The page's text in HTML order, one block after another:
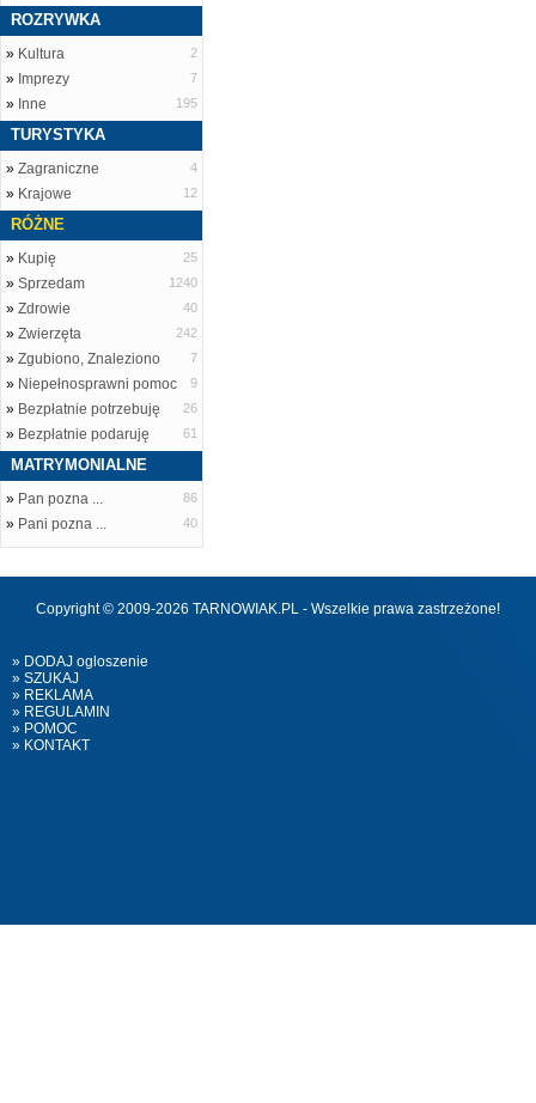
ROZRYWKA
» Kultura 2
» Imprezy 7
» Inne 195
TURYSTYKA
» Zagraniczne 4
» Krajowe 12
RÓŻNE
» Kupię 25
» Sprzedam 1240
» Zdrowie 40
» Zwierzęta 242
» Zgubiono, Znaleziono 7
» Niepełnosprawni pomoc 9
» Bezpłatnie potrzebuję 26
» Bezpłatnie podaruję 61
MATRYMONIALNE
» Pan pozna ... 86
» Pani pozna ... 40
Copyright © 2009-2026 TARNOWIAK.PL - Wszelkie prawa zastrzeżone!
» DODAJ ogloszenie
» SZUKAJ
» REKLAMA
» REGULAMIN
» POMOC
» KONTAKT